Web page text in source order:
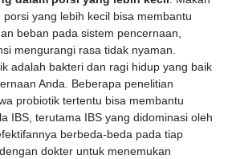
yang lebih kecil bisa membantu
beban pada sistem pencernaan,
mengurangi rasa tidak nyaman.
adalah bakteri dan ragi hidup yang baik
Anda. Beberapa penelitian
probiotik tertentu bisa membantu
IBS, terutama IBS yang didominasi oleh
berbeda-beda pada tiap
dokter untuk menemukan